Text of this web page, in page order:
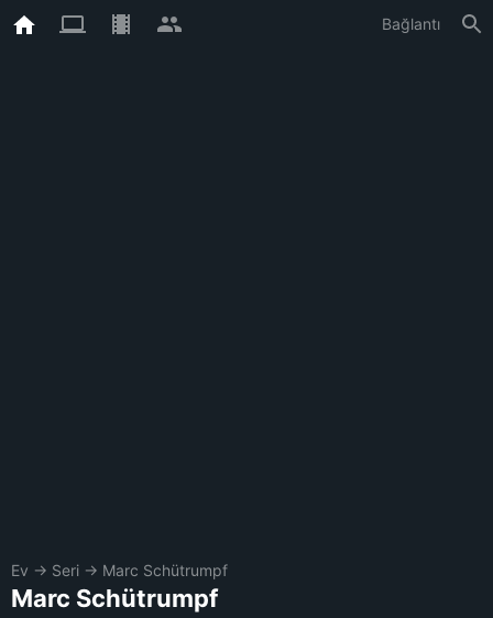
Bağlantı
Ev → Seri → Marc Schütrumpf
Marc Schütrumpf